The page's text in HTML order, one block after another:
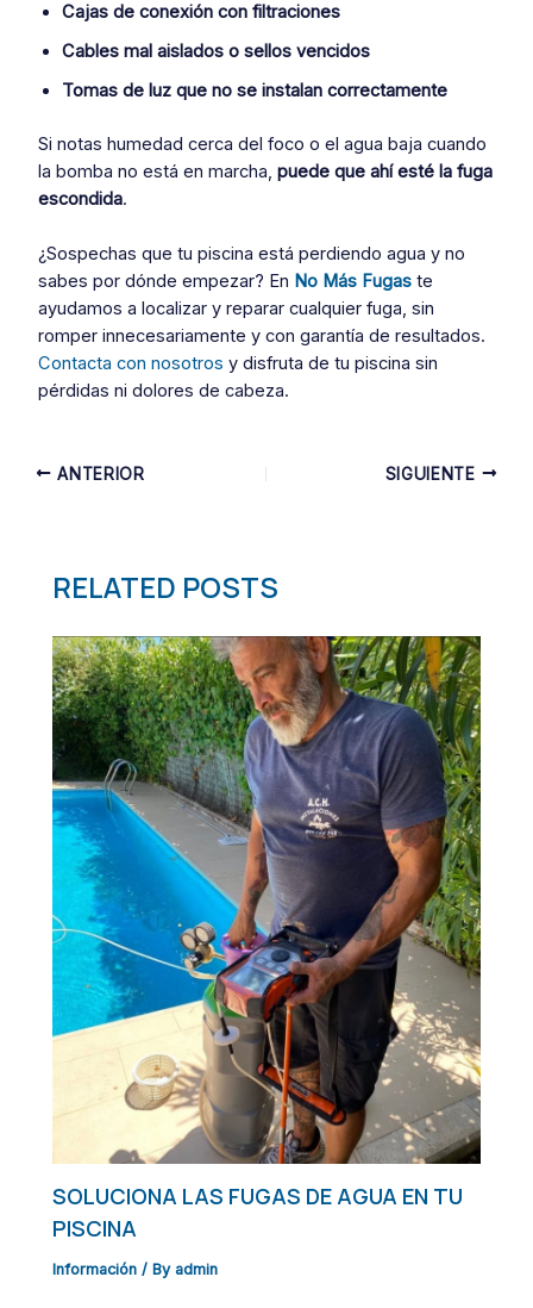
Cajas de conexión con filtraciones
Cables mal aislados o sellos vencidos
Tomas de luz que no se instalan correctamente
Si notas humedad cerca del foco o el agua baja cuando
la bomba no está en marcha, puede que ahí esté la fuga
escondida.
¿Sospechas que tu piscina está perdiendo agua y no
sabes por dónde empezar? En No Más Fugaste
ayudamos a localizar y reparar cualquier fuga, sin
romper innecesariamente y con garantía de resultados.
Contacta con nosotros y disfruta de tu piscina sin
pérdidas ni dolores de cabeza.
Navegación
ANTERIOR SIGUIENTE
RELATED POSTS
SOLUCIONA LAS FUGAS DE AGUA EN TU
PISCINA
Información / Byadmin